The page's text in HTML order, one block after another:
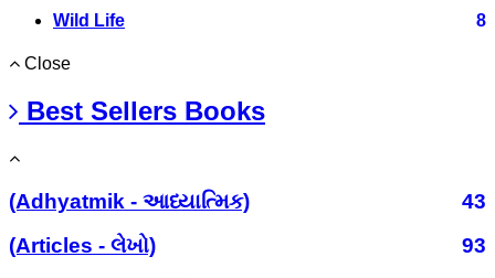
Wild Life 8
Close
Best Sellers Books
(Adhyatmik - આધ્યાત્મિક)
43
(Articles - લેખો)
93